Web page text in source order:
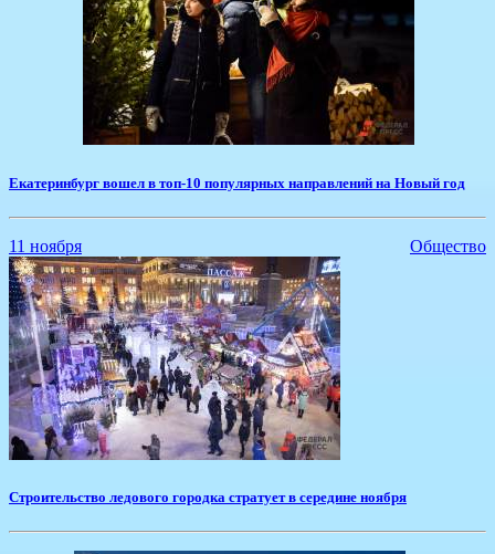
Екатеринбург вошел в топ-10 популярных направлений на Новый год
11 ноября Общество
Строительство ледового городка стратует в середине ноября